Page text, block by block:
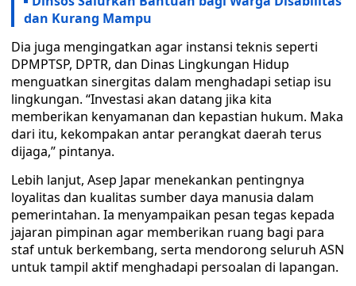
dan Kurang Mampu
Dia juga mengingatkan agar instansi teknis seperti
DPMPTSP, DPTR, dan Dinas Lingkungan Hidup
menguatkan sinergitas dalam menghadapi setiap isu
lingkungan. “Investasi akan datang jika kita
memberikan kenyamanan dan kepastian hukum. Maka
dari itu, kekompakan antar perangkat daerah terus
dijaga,” pintanya.
Lebih lanjut, Asep Japar menekankan pentingnya
loyalitas dan kualitas sumber daya manusia dalam
pemerintahan. Ia menyampaikan pesan tegas kepada
jajaran pimpinan agar memberikan ruang bagi para
staf untuk berkembang, serta mendorong seluruh ASN
untuk tampil aktif menghadapi persoalan di lapangan.